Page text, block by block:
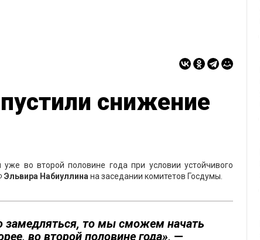
снижение
во второй половине года при условии устойчивого
Эльвира Набиуллина на заседании комитетов Госдумы.
замедляться, то мы сможем начать
во второй половине года», —